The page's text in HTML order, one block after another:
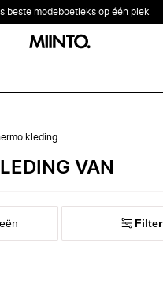
beste modeboetieks op één plek
kleding
VAN
Filter